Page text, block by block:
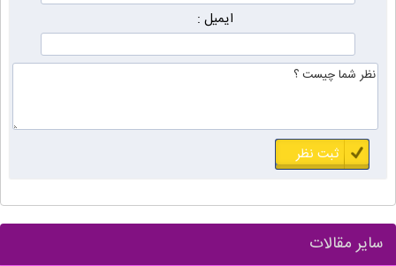
ایمیل :
سایر مقالات